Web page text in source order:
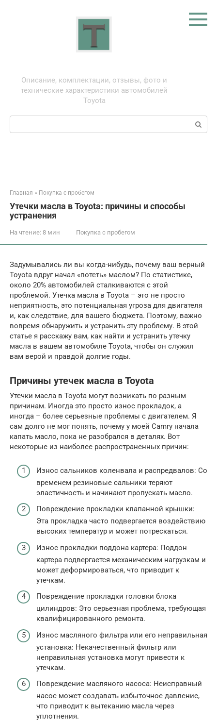
Описание, комплектации, отзывы, фото и
технические характеристики автомобилей
Toyota
Поиск:
Главная » Покупка с пробегом
Утечки масла в Toyota: причины и способы
устранения
На чтение: 8 мин Покупка с пробегом
Задумывались ли вы когда-нибудь, почему ваш верный
Toyota вдруг начал «потеть» маслом? По статистике,
около 20% автомобилей сталкиваются с этой
проблемой. Утечка масла в Toyota – это не просто
неприятность, это потенциальная угроза для двигателя
и, как следствие, для вашего бюджета. Поэтому, важно
вовремя обнаружить и устранить эту проблему. В этой
статье я расскажу вам, как найти и устранить утечку
масла в вашем автомобиле Toyota, чтобы он служил
вам верой и правдой долгие годы.
Причины утечек масла в Toyota
Утечки масла в Toyota могут возникать по разным
причинам. Иногда это просто износ прокладок, а
иногда – более серьезные проблемы с двигателем. Я
сам долго не мог понять, почему у моей Camry начала
капать масло, пока не разобрался в деталях. Вот
некоторые из наиболее распространенных причин:
Износ сальников коленвала и распредвалов: Со
временем резиновые сальники теряют
эластичность и начинают пропускать масло.
Повреждение прокладки клапанной крышки:
Эта прокладка часто подвергается воздействию
высоких температур и может потрескаться.
Износ прокладки поддона картера: Поддон
картера подвергается механическим нагрузкам и
может деформироваться, что приводит к
утечкам.
Повреждение прокладки головки блока
цилиндров: Это серьезная проблема, требующая
квалифицированного ремонта.
Износ масляного фильтра или его неправильная
установка: Некачественный фильтр или
неправильная установка могут привести к
утечкам.
Повреждение масляного насоса: Неисправный
насос может создавать избыточное давление,
что приводит к вытеканию масла через
уплотнения.